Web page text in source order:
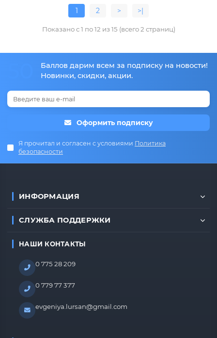
1 2 > >|
Показано с 1 по 12 из 15 (всего 2 страниц)
Баллов дарим всем за подписку на новости!
Новинки, скидки, акции.
Оформить подписку
Я прочитал и согласен с условиями Политика
безопасности
ИНФОРМАЦИЯ
СЛУЖБА ПОДДЕРЖКИ
НАШИ КОНТАКТЫ
0 775 28 209
0 779 77 377
evgeniya.lursan@gmail.com